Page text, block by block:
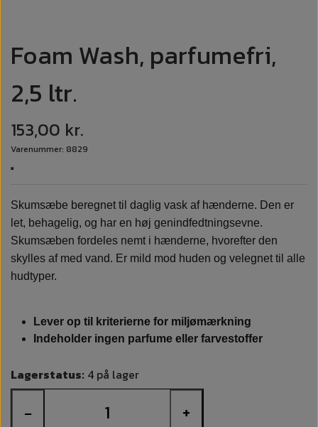
Foam Wash, parfumefri,
2,5 ltr.
153,00 kr.
Varenummer: 8829
Skumsæbe beregnet til daglig vask af hænderne. Den er
let, behagelig, og har en høj genindfedtningsevne.
Skumsæben fordeles nemt i hænderne, hvorefter den
skylles af med vand. Er mild mod huden og velegnet til alle
hudtyper.
Lever op til kriterierne for miljømærkning
Indeholder ingen parfume eller farvestoffer
Lagerstatus: 4 på lager
− +